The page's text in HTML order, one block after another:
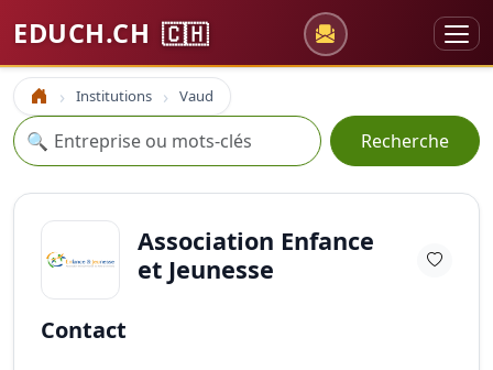
EDUCH.CH 🇨🇭
Accueil Institutions Vaud
Recherche
🔍 Recherche
Association Enfance
et Jeunesse
Contact